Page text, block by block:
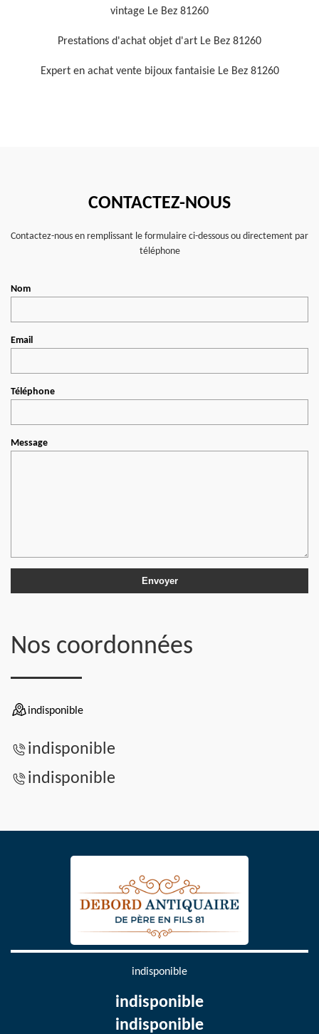
vintage Le Bez 81260
Prestations d'achat objet d'art Le Bez 81260
Expert en achat vente bijoux fantaisie Le Bez 81260
CONTACTEZ-NOUS
Contactez-nous en remplissant le formulaire ci-dessous ou directement par
téléphone
Nom
Email
Téléphone
Message
Nos coordonnées
indisponible
indisponible
indisponible
indisponible
indisponible
indisponible